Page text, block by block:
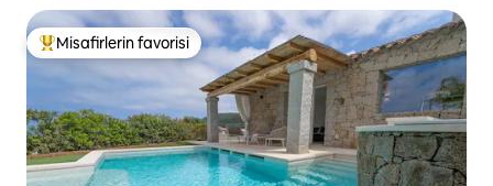
Misafirlerin favorilerinden en beğenilenler arasında
Misafirlerin favorisi